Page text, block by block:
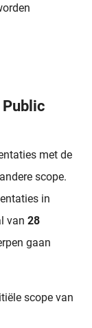
met de
scope.
in
van 28
gaan
scope van